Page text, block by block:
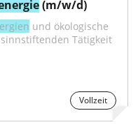
(m/w/d)
und ökologische
Tätigkeit
Vollzeit